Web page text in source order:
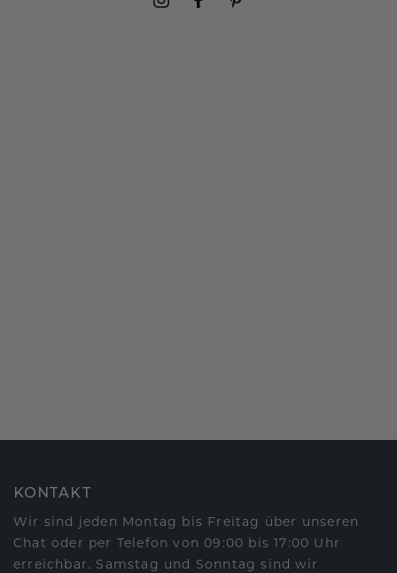
KONTAKT
Wir sind jeden Montag bis Freitag über unseren
Chat oder per Telefon von 09:00 bis 17:00 Uhr
erreichbar. Samstag und Sonntag sind wir